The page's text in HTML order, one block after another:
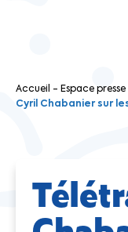
Accueil - Espace presse
Cyril Chabanier sur